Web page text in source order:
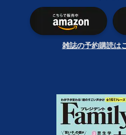
雑誌の予約購読は